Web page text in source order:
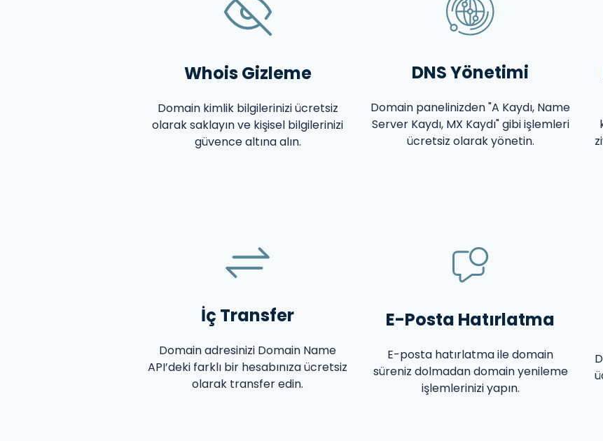
Whois Gizleme
Domain kimlik bilgilerinizi ücretsiz
olarak saklayın ve kişisel bilgilerinizi
güvence altına alın.
DNS Yönetimi
Domain panelinizden "A Kaydı, Name
Server Kaydı, MX Kaydı" gibi işlemleri
ücretsiz olarak yönetin.
İç Transfer
Domain adresinizi Domain Name
API’deki farklı bir hesabınıza ücretsiz
olarak transfer edin.
E-Posta Hatırlatma
E-posta hatırlatma ile domain
süreniz dolmadan domain yenileme
işlemlerinizi yapın.